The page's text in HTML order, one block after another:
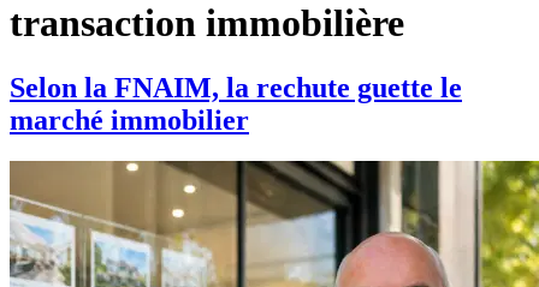
transaction immobilière
Selon la FNAIM, la rechute guette le
marché immobilier